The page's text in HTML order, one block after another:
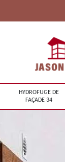
HYDROFUGE DE
FAÇADE 34